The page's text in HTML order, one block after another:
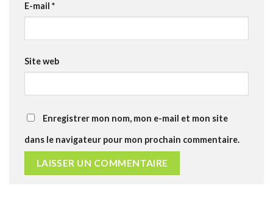
E-mail *
Site web
Enregistrer mon nom, mon e-mail et mon site
dans le navigateur pour mon prochain commentaire.